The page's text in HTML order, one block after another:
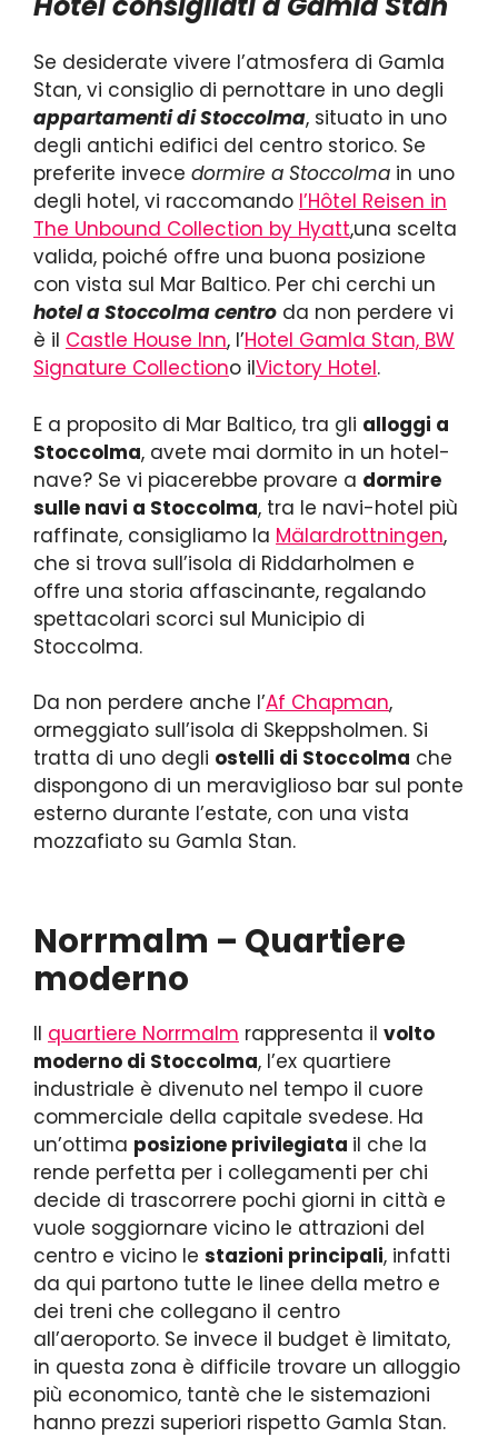
Se desiderate vivere l’atmosfera di Gamla
Stan, vi consiglio di pernottare in uno degli
appartamenti di Stoccolma, situato in uno
degli antichi edifici del centro storico. Se
preferite invece dormire a Stoccolma in uno
degli hotel, vi raccomando l’Hôtel Reisen in
The Unbound Collection by Hyatt,una scelta
valida, poiché offre una buona posizione
con vista sul Mar Baltico. Per chi cerchi un
hotel a Stoccolma centro da non perdere vi
è il Castle House Inn, l’Hotel Gamla Stan, BW
Signature Collectiono ilVictory Hotel.
E a proposito di Mar Baltico, tra gli alloggi a
Stoccolma, avete mai dormito in un hotel-
nave? Se vi piacerebbe provare a dormire
sulle navi a Stoccolma, tra le navi-hotel più
raffinate, consigliamo la Mälardrottningen,
che si trova sull’isola di Riddarholmen e
offre una storia affascinante, regalando
spettacolari scorci sul Municipio di
Stoccolma.
Da non perdere anche l’Af Chapman,
ormeggiato sull’isola di Skeppsholmen. Si
tratta di uno degli ostelli di Stoccolma che
dispongono di un meraviglioso bar sul ponte
esterno durante l’estate, con una vista
mozzafiato su Gamla Stan.
Norrmalm – Quartiere
moderno
Il quartiere Norrmalm rappresenta il volto
moderno di Stoccolma, l’ex quartiere
industriale è divenuto nel tempo il cuore
commerciale della capitale svedese. Ha
un’ottima posizione privilegiata il che la
rende perfetta per i collegamenti per chi
decide di trascorrere pochi giorni in città e
vuole soggiornare vicino le attrazioni del
centro e vicino le stazioni principali, infatti
da qui partono tutte le linee della metro e
dei treni che collegano il centro
all’aeroporto. Se invece il budget è limitato,
in questa zona è difficile trovare un alloggio
più economico, tantè che le sistemazioni
hanno prezzi superiori rispetto Gamla Stan.